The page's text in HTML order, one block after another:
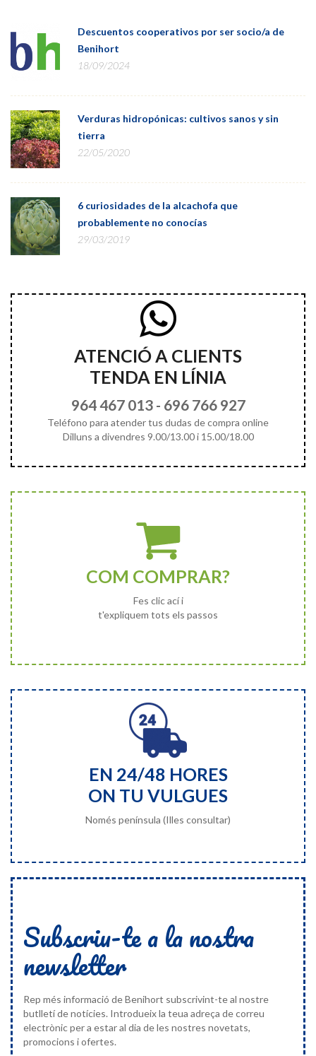
Descuentos cooperativos por ser socio/a de
Benihort
18/09/2024
Verduras hidropónicas: cultivos sanos y sin
tierra
22/05/2020
6 curiosidades de la alcachofa que
probablemente no conocías
29/03/2019
ATENCIÓ A CLIENTS
TENDA EN LÍNIA
964 467 013- 696 766 927
Teléfono para atender tus dudas de compra online
Dilluns a divendres 9.00/13.00 i 15.00/18.00
COM COMPRAR?
Fes clic ací i
t'expliquem tots els passos
EN 24/48 HORES
ON TU VULGUES
Només península (Illes consultar)
Subscriu-te a la nostra
newsletter
Rep més informació de Benihort subscrivint-te al nostre
butlletí de notícies. Introdueix la teua adreça de correu
electrònic per a estar al dia de les nostres novetats,
promocions i ofertes.